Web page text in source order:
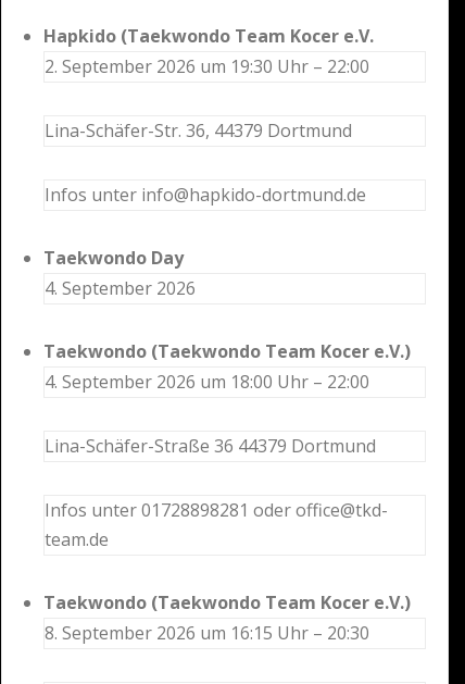
Hapkido (Taekwondo Team Kocer e.V.
2. September 2026 um 19:30 Uhr – 22:00
Lina-Schäfer-Str. 36, 44379 Dortmund
Infos unter info@hapkido-dortmund.de
Taekwondo Day
4. September 2026
Taekwondo (Taekwondo Team Kocer e.V.)
4. September 2026 um 18:00 Uhr – 22:00
Lina-Schäfer-Straße 36 44379 Dortmund
Infos unter 01728898281 oder office@tkd-
team.de
Taekwondo (Taekwondo Team Kocer e.V.)
8. September 2026 um 16:15 Uhr – 20:30